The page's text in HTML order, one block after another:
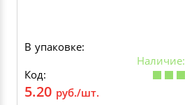
В упаковке:
Наличие:
Код:
5.20 руб./шт.